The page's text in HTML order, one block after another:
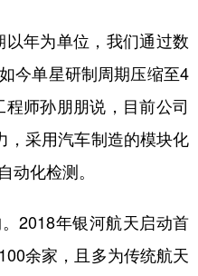
年为单位，我们通过数
今单星研制周期压缩至4
师孙朋朋说，目前公司
，采用汽车制造的模块化
动化检测。
年银河航天启动首
余家，且多为传统航天